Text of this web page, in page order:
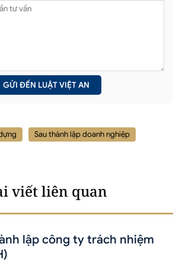
Sau thành lập doanh nghiệp
viết liên quan
lập công ty trách nhiệm